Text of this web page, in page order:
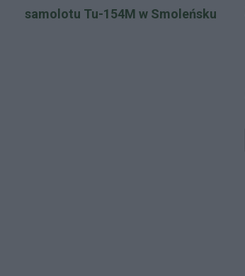
samolotu Tu-154M w Smoleńsku